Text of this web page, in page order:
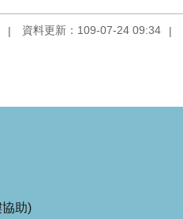
資料更新：109-07-24 09:34
助)